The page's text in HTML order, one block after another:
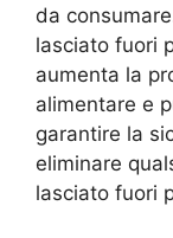
da
lasciato fuori
aumenta la
alimentare e
garantire la
eliminare
lasciato fuori